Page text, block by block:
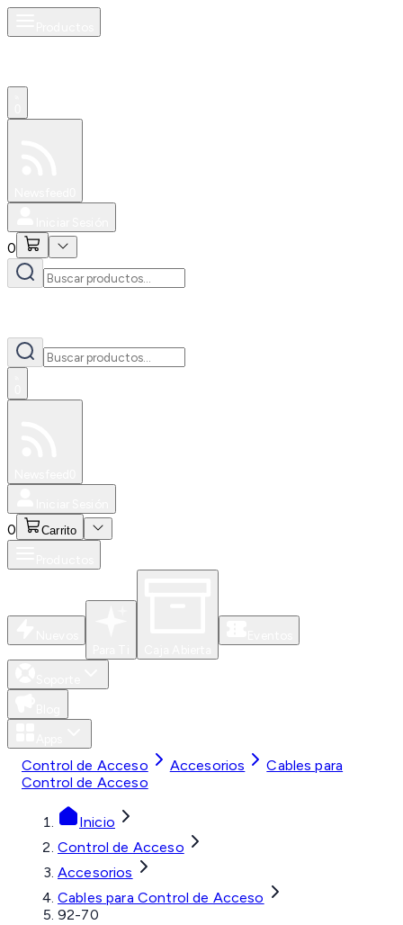
0
0 Carrito
Control de Acceso Accesorios
Cables para
Control de Acceso
Inicio
Control de Acceso
Accesorios
Cables para Control de Acceso
92-70